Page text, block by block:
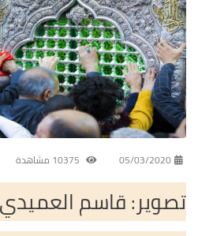
05/03/2020
تصوير: قاسم العميدي